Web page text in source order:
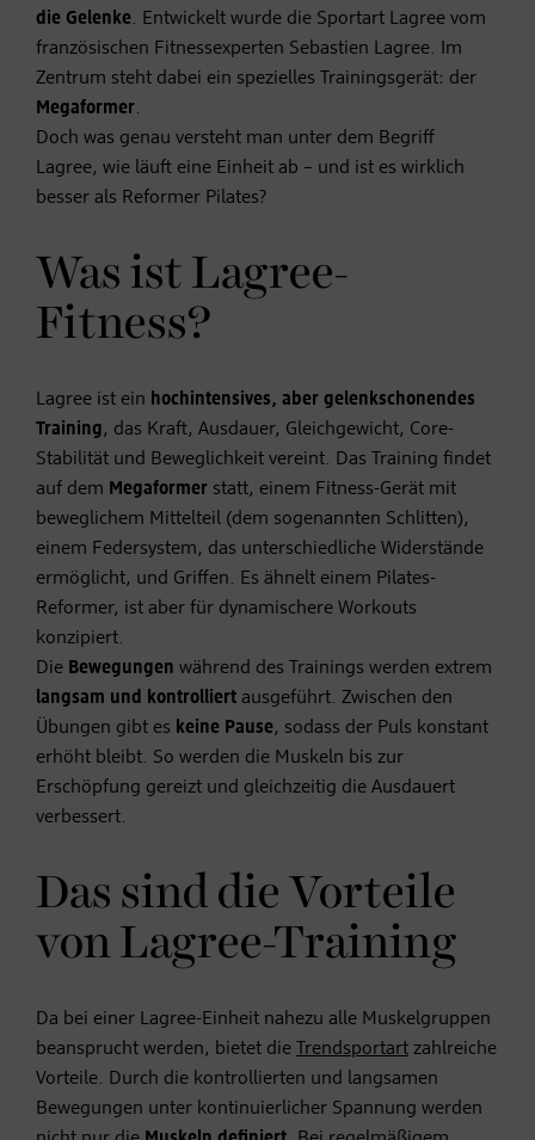
die Gelenke. Entwickelt wurde die Sportart Lagree vom
französischen Fitnessexperten Sebastien Lagree. Im
Zentrum steht dabei ein spezielles Trainingsgerät: der
Megaformer.
Doch was genau versteht man unter dem Begriff
Lagree, wie läuft eine Einheit ab – und ist es wirklich
besser als Reformer Pilates?
Was ist Lagree-
Fitness?
Lagree ist ein hochintensives, aber gelenkschonendes
Training, das Kraft, Ausdauer, Gleichgewicht, Core-
Stabilität und Beweglichkeit vereint. Das Training findet
auf dem Megaformer statt, einem Fitness-Gerät mit
beweglichem Mittelteil (dem sogenannten Schlitten),
einem Federsystem, das unterschiedliche Widerstände
ermöglicht, und Griffen. Es ähnelt einem Pilates-
Reformer, ist aber für dynamischere Workouts
konzipiert.
Die Bewegungen während des Trainings werden extrem
langsam und kontrolliert ausgeführt. Zwischen den
Übungen gibt es keine Pause, sodass der Puls konstant
erhöht bleibt. So werden die Muskeln bis zur
Erschöpfung gereizt und gleichzeitig die Ausdauert
verbessert.
Das sind die Vorteile
von Lagree-Training
Da bei einer Lagree-Einheit nahezu alle Muskelgruppen
beansprucht werden, bietet die
Trendsportart zahlreiche
Vorteile. Durch die kontrollierten und langsamen
Bewegungen unter kontinuierlicher Spannung werden